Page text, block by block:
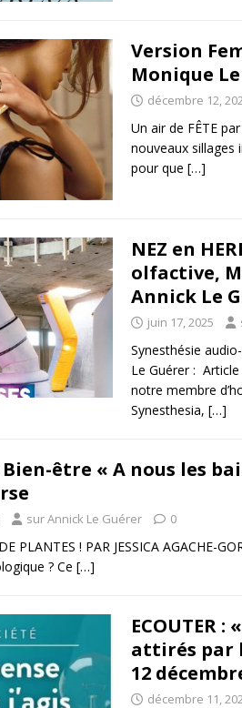
Version
Monique
décembre 12,
Un air de FÊTE
nouveaux sillages
pour que […]
NEZ en
olfactive,
Annick Le
juin 17, 2025
Synesthésie
Le Guérer : Article
notre membre
Synesthesia, […]
Bien-être « A nous les
sur Annick Le Guérer 0
PLANTES ! PAR JESSICA AGACHE-
? Ce […]
ECOUTER
attirés par
12
décembre 11,